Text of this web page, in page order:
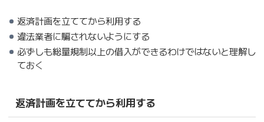
返済計画を立ててから利用する
違法業者に騙されないようにする
必ずしも総量規制以上の借入ができるわけではないと理解し
ておく
返済計画を立ててから利用する